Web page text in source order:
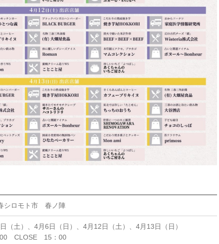
シロモト市 春ノ陣
（土）、4月6日（日）、4月12日（土）、4月13日（日）
CLOSE 15：00